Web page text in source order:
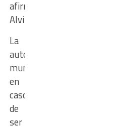
afirmó
Alvizo.
La
autonomía
municipal,
en
caso
de
ser